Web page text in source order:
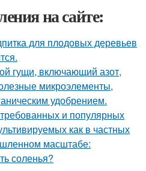
на сайте:
для плодовых деревьев
гущи, включающий азот,
микроэлементы,
удобрением.
и популярных
как в частных
масштабе:
соленья?